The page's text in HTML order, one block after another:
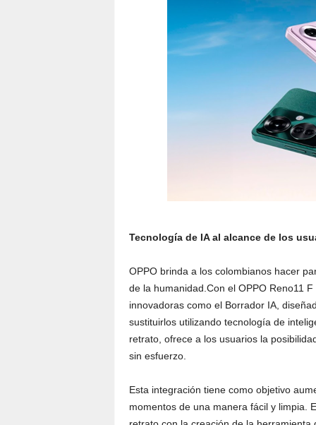
Tecnología de IA al alcance de los
OPPO brinda a los colombianos hacer
de la humanidad.Con el OPPO Reno11
innovadoras como el Borrador IA,
sustituirlos utilizando tecnología de
retrato, ofrece a los usuarios la
sin esfuerzo.
Esta integración tiene como objetivo
momentos de una manera fácil y limpia.